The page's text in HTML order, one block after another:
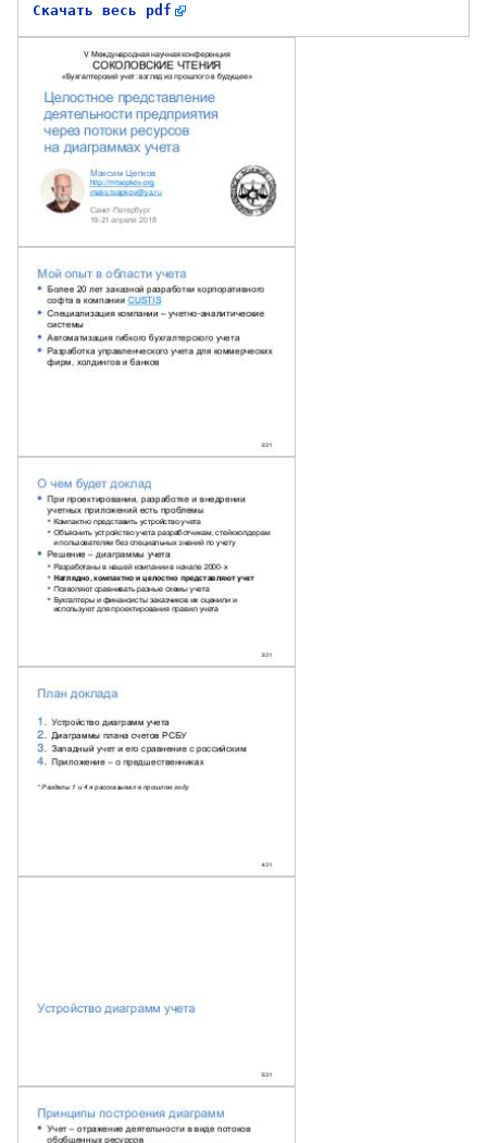
Скачать весь pdf